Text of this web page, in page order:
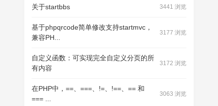
关于startbbs 3441 浏览
基于phpqrcode简单修改支持startmvc，
兼容PH...
3177 浏览
自定义函数：可实现完全自定义分页的所
有内容
3172 浏览
‌在PHP中，==、===、!=、!==、== 和
=== ...
3063 浏览